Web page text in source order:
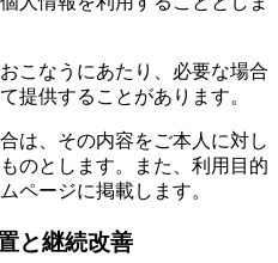
こなうにあたり、必要な場合
提供することがあります。
は、その内容をご本人に対し
のとします。また、利用目的
ページに掲載します。
と継続改善